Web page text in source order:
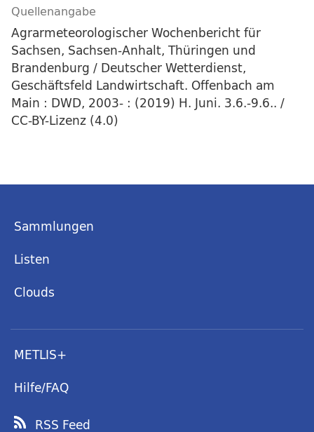
Quellenangabe
Agrarmeteorologischer Wochenbericht für
Sachsen, Sachsen-Anhalt, Thüringen und
Brandenburg / Deutscher Wetterdienst,
Geschäftsfeld Landwirtschaft. Offenbach am
Main : DWD, 2003- : (2019) H. Juni. 3.6.-9.6.. /
CC-BY-Lizenz (4.0)
Sammlungen
Listen
Clouds
METLIS+
Hilfe/FAQ
RSS Feed